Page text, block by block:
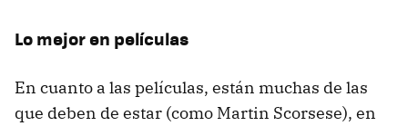
Lo mejor en películas
En cuanto a las películas, están muchas de las
que deben de estar (como Martin Scorsese), en